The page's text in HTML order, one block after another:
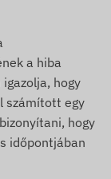
a hiba
hogy
számított egy
hogy
időpontjában